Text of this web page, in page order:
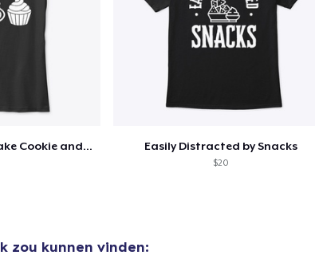
Snack Dealer Cupcake Cookie and Milk Easily Distracted by Snacks
$20
zou kunnen vinden: